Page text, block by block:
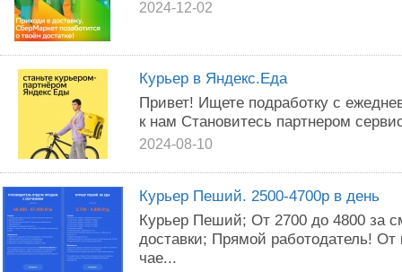
2024-12-02
Курьер в Яндекс.Еда
Привет! Ищете подработку c
к нам Становитесь партнером
2024-08-10
Курьер Пеший. 2500-4700р в день
Курьер Пеший; От 2700 до 4800 за
доставки; Прямой работодатель!
чае...